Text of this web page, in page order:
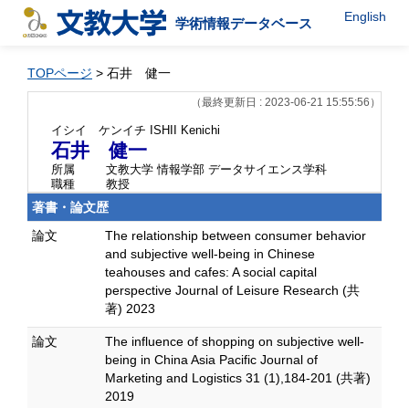
学術情報データベース English
TOPページ > 石井 健一
（最終更新日 : 2023-06-21 15:55:56）
イシイ ケンイチ ISHII Kenichi
石井 健一
所属
文教大学 情報学部 データサイエンス学科
職種
教授
著書・論文歴
論文
The relationship between consumer behavior
and subjective well-being in Chinese
teahouses and cafes: A social capital
perspective Journal of Leisure Research (共
著) 2023
論文
The influence of shopping on subjective well-
being in China Asia Pacific Journal of
Marketing and Logistics 31 (1),184-201 (共著)
2019